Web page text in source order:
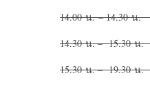
14.00 น. –
14.30 น. – 15.30
15.30 น. –